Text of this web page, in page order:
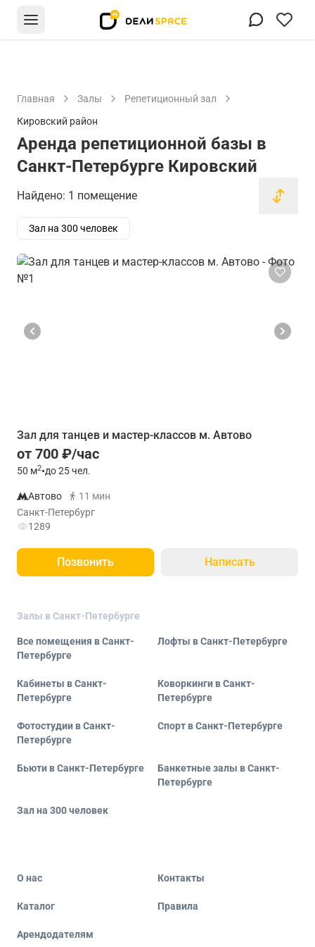
Главная Залы
Репетиционный зал
Кировский район
Аренда репетиционной базы в
Санкт-Петербурге Кировский
Найдено: 1 помещение
Зал на 300 человек
Зал для танцев и мастер-классов м. Автово
от 700 ₽/час
50 м2•до 25 чел.
Автово
11 мин
Санкт-Петербург
1289
Позвонить Написать
Залы в Санкт-Петербурге
Все помещения в Санкт-
Петербурге
Лофты в Санкт-Петербурге
Кабинеты в Санкт-
Петербурге
Коворкинги в Санкт-
Петербурге
Фотостудии в Санкт-
Петербурге
Спорт в Санкт-Петербурге
Бьюти в Санкт-Петербурге
Банкетные залы в Санкт-
Петербурге
Зал на 300 человек
О нас Контакты
Каталог Правила
Арендодателям